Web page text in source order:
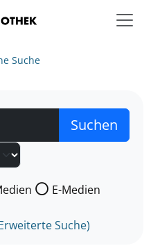
Suche
nach der Sie suchen wollen.
E-Medien
Suche)